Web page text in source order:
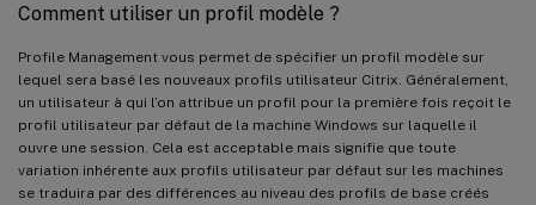
Comment utiliser un profil modèle ?
Profile Management vous permet de spécifier un profil modèle sur
lequel sera basé les nouveaux profils utilisateur Citrix. Généralement,
un utilisateur à qui l’on attribue un profil pour la première fois reçoit le
profil utilisateur par défaut de la machine Windows sur laquelle il
ouvre une session. Cela est acceptable mais signifie que toute
variation inhérente aux profils utilisateur par défaut sur les machines
se traduira par des différences au niveau des profils de base créés